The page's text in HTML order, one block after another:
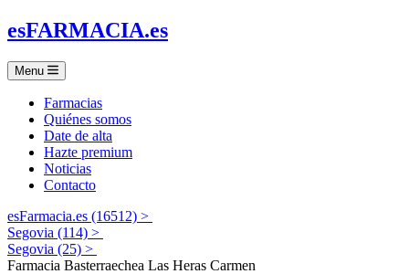
esFARMACIA.es
Menu
Farmacias
Quiénes somos
Date de alta
Hazte premium
Noticias
Contacto
esFarmacia.es (16512) >
Segovia (114) >
Segovia (25) >
Farmacia Basterraechea Las Heras Carmen